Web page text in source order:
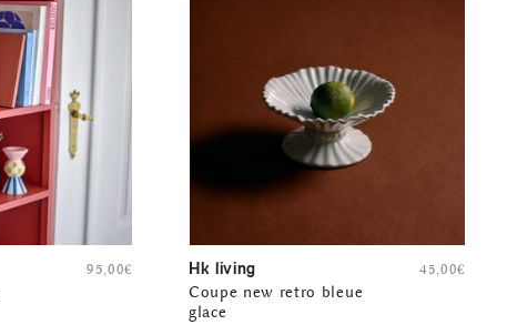
95,00€ Hk living
Coupe new retro bleue
glace
45,00€